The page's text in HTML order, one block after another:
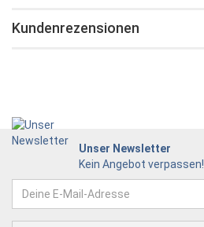
Kundenrezensionen
Unser Newsletter
Kein Angebot verpassen!